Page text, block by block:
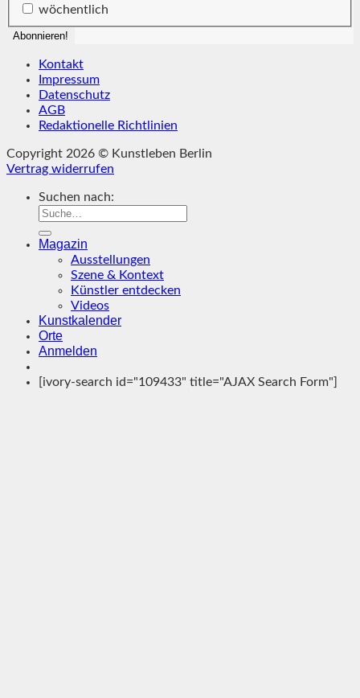
wöchentlich
Kontakt
Impressum
Datenschutz
AGB
Redaktionelle Richtlinien
Copyright 2026 © Kunstleben Berlin
Vertrag widerrufen
Suchen nach:
Magazin
Ausstellungen
Szene & Kontext
Künstler entdecken
Videos
Kunstkalender
Orte
Anmelden
[ivory-search id="109433" title="AJAX Search Form"]